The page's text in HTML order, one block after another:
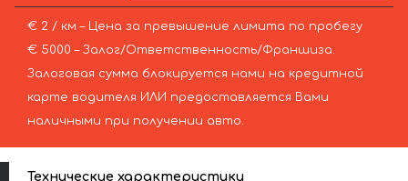
€ 2 / км – Цена за превышение лимита по пробегу
€ 5000 – Залог/Ответственность/Франшиза.
Залоговая сумма блокируется нами на кредитной
карте водителя ИЛИ предоставляется Вами
наличными при получении авто.
Технические характеристики